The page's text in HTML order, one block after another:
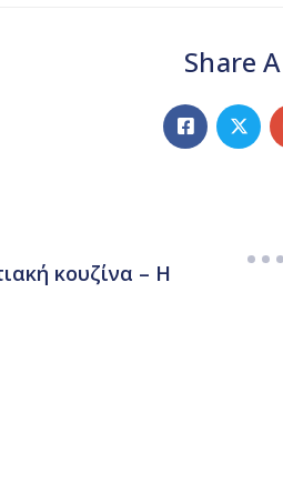
Share
κουζίνα – Η